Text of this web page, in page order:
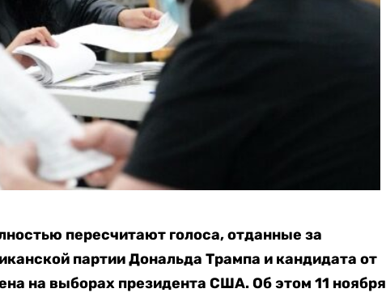
пересчитают голоса, отданные за
партии Дональда Трампа и кандидата от
на выборах президента США. Об этом 11 ноября